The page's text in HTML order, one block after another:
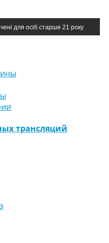
для осіб старше 21 року
трансляций